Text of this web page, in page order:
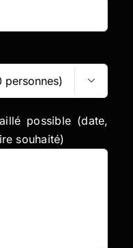

possible (date,
souhaité)